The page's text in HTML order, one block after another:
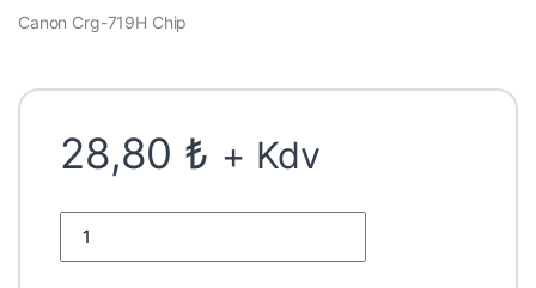
puanına
dayanarak 5
aldı
Canon Crg-719H Chip
28,80 ₺ + Kdv